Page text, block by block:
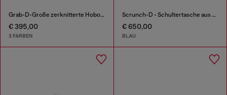
Grab-D-Große zerknitterte Hobo-Tasche
€ 395,00
3 FARBEN
Scrunch-D - Schultertasche aus denim mit Kristallen
€ 650,00
BLAU